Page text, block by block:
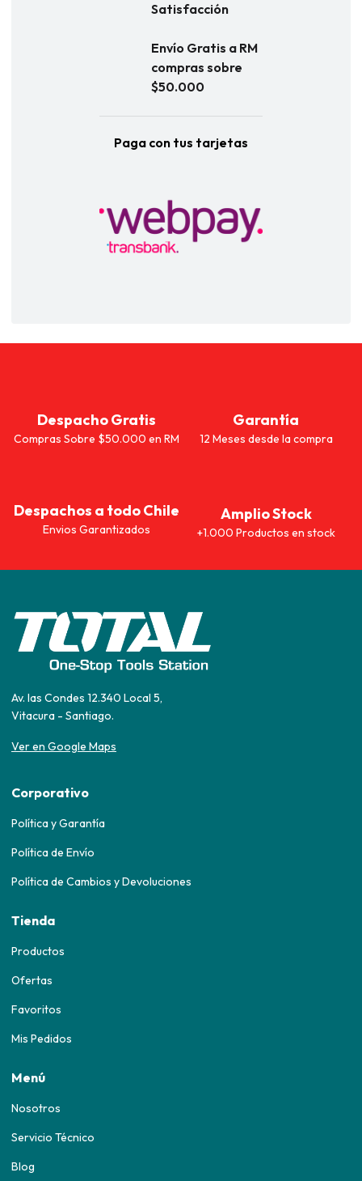
Satisfacción
Envío Gratis a RM
compras sobre
$50.000
Paga con tus tarjetas
Despacho Gratis
Compras Sobre $50.000 en RM
Garantía
12 Meses desde la compra
Despachos a todo Chile
Envios Garantizados
Amplio Stock
+1.000 Productos en stock
Av. las Condes 12.340 Local 5,
Vitacura - Santiago.
Ver en Google Maps
Corporativo
Política y Garantía
Política de Envío
Política de Cambios y Devoluciones
Tienda
Productos
Ofertas
Favoritos
Mis Pedidos
Menú
Nosotros
Servicio Técnico
Blog